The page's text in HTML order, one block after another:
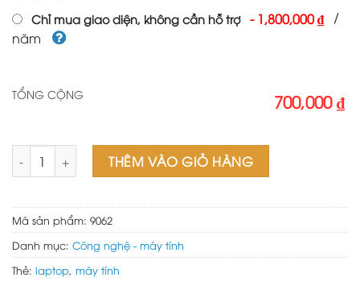
Chỉ mua giao diện, không cần hỗ trợ -1,800,000 ₫ /
năm
TỔNG CỘNG 700,000 ₫
Theme wordpress Flatsome bán laptop 01 số lượng
THÊM VÀO GIỎ HÀNG
Mã sản phẩm: 9062
Danh mục: Công nghệ - máy tính
Thẻ: laptop, máy tính